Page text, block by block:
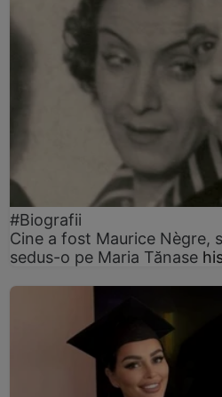
#Biografii
Cine a fost Maurice Nègre,
sedus-o pe Maria Tănase